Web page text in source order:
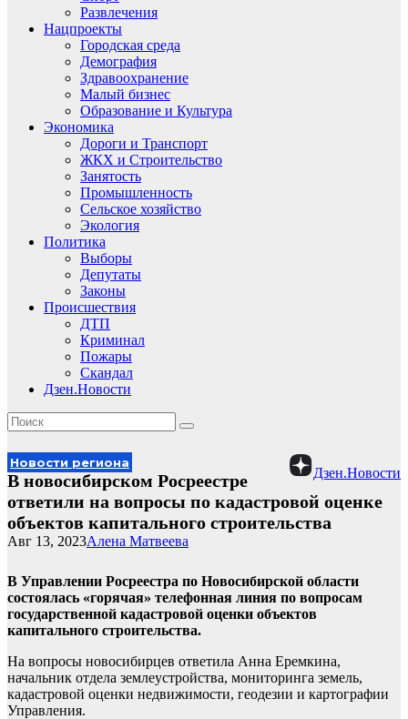
Развлечения
Нацпроекты
Городская среда
Демография
Здравоохранение
Малый бизнес
Образование и Культура
Экономика
Дороги и Транспорт
ЖКХ и Строительство
Занятость
Промышленность
Сельское хозяйство
Экология
Политика
Выборы
Депутаты
Законы
Происшествия
ДТП
Криминал
Пожары
Скандал
Дзен.Новости
Дзен.Новости
Новости региона
В новосибирском Росреестре
ответили на вопросы по кадастровой оценке
объектов капитального строительства
Алена Матвеева
Авг 13, 2023
В Управлении Росреестра по Новосибирской области
состоялась «горячая» телефонная линия по вопросам
государственной кадастровой оценки объектов
капитального строительства.
На вопросы новосибирцев ответила Анна Еремкина,
начальник отдела землеустройства, мониторинга земель,
кадастровой оценки недвижимости, геодезии и картографии
Управления.